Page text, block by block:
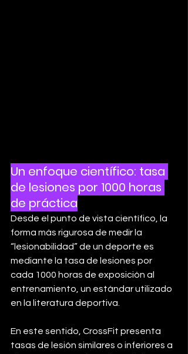
Un enfoque científico: tasa
de lesiones por 1000 horas
de práctica
Desde el punto de vista científico, la
forma más rigurosa de medir la
“lesionabilidad” de un deporte es
mediante la tasa de lesiones por
cada 1000 horas de exposición al
entrenamiento, un estándar utilizado
en la literatura deportiva.
En este sentido, CrossFit presenta
tasas de lesión similares o inferiores a